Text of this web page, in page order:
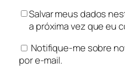
Salvar meus dados
a próxima vez que eu
Notifique-me sobre
por e-mail.